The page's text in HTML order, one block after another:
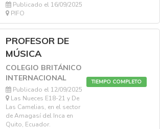
Publicado el 16/09/2025
PIFO
PROFESOR DE
MÚSICA
COLEGIO BRITÁNICO
INTERNACIONAL
Publicado el 12/09/2025
Las Nueces E18-21 y De
Las Camelias, en el sector
de Amagasí del Inca en
Quito, Ecuador.
TIEMPO COMPLETO